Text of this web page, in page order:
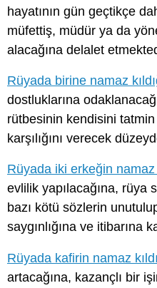
hayatının gün geçtikçe
müfettiş, müdür ya da
alacağına delalet
Rüyada birine namaz
dostluklarına
rütbesinin kendisini
karşılığını verecek
Rüyada iki erkeğin namaz
evlilik yapılacağına, rüya
bazı kötü sözlerin
saygınlığına ve itibarına
Rüyada kafirin namaz
artacağına, kazançlı bir